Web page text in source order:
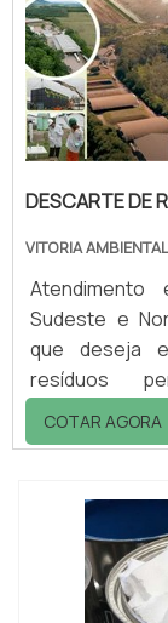
empresa
Ambiental.
DESCARTE DE
VITORIA AMBIENTAL
Sudeste e
que deseja
resíduos
encontrar no
Solicitando
a melhor
de
profissionais
COTAR AGORA